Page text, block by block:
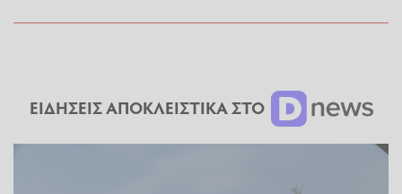
ΕΙΔΗΣΕΙΣ ΑΠΟΚΛΕΙΣΤΙΚΑ ΣΤΟ